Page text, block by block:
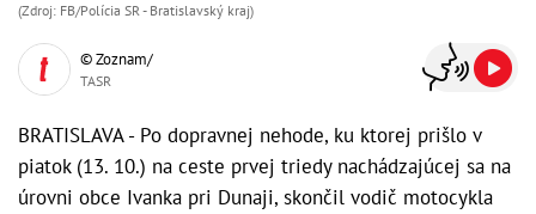
(Zdroj: FB/Polícia SR - Bratislavský kraj)
© Zoznam/
TASR
BRATISLAVA - Po dopravnej nehode, ku ktorej prišlo v
piatok (13. 10.) na ceste prvej triedy nachádzajúcej sa na
úrovni obce Ivanka pri Dunaji, skončil vodič motocykla